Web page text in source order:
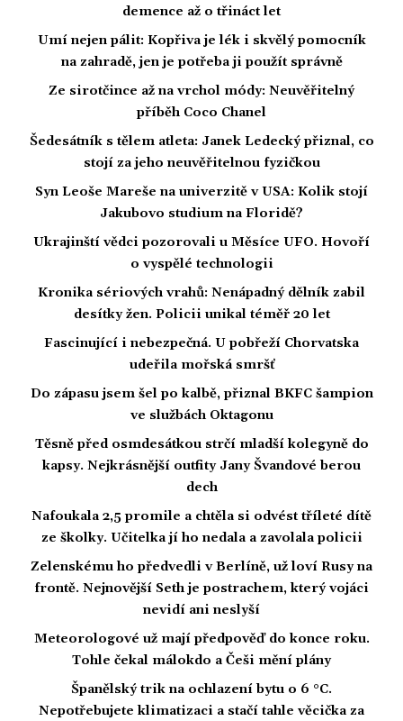
demence až o třináct let
Umí nejen pálit: Kopřiva je lék i skvělý pomocník
na zahradě, jen je potřeba ji použít správně
Ze sirotčince až na vrchol módy: Neuvěřitelný
příběh Coco Chanel
Šedesátník s tělem atleta: Janek Ledecký přiznal, co
stojí za jeho neuvěřitelnou fyzičkou
Syn Leoše Mareše na univerzitě v USA: Kolik stojí
Jakubovo studium na Floridě?
Ukrajinští vědci pozorovali u Měsíce UFO. Hovoří
o vyspělé technologii
Kronika sériových vrahů: Nenápadný dělník zabil
desítky žen. Policii unikal téměř 20 let
Fascinující i nebezpečná. U pobřeží Chorvatska
udeřila mořská smršť
Do zápasu jsem šel po kalbě, přiznal BKFC šampion
ve službách Oktagonu
Těsně před osmdesátkou strčí mladší kolegyně do
kapsy. Nejkrásnější outfity Jany Švandové berou
dech
Nafoukala 2,5 promile a chtěla si odvést tříleté dítě
ze školky. Učitelka jí ho nedala a zavolala policii
Zelenskému ho předvedli v Berlíně, už loví Rusy na
frontě. Nejnovější Seth je postrachem, který vojáci
nevidí ani neslyší
Meteorologové už mají předpověď do konce roku.
Tohle čekal málokdo a Češi mění plány
Španělský trik na ochlazení bytu o 6 °C.
Nepotřebujete klimatizaci a stačí tahle věcička za